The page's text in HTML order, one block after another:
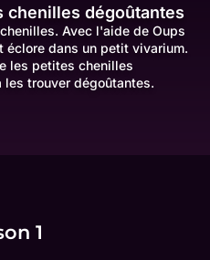
chenilles dégoûtantes
Avec l'aide de Oups
éclore dans un petit vivarium.
les petites chenilles
les trouver dégoûtantes.
1